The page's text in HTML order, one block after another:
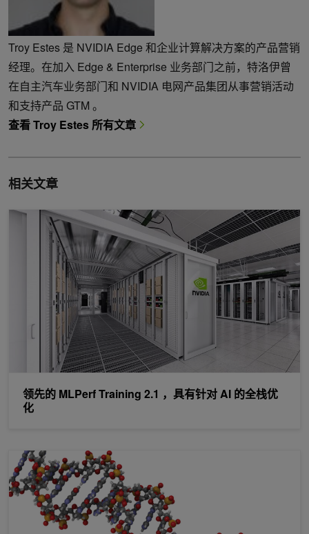
Troy Estes 是 NVIDIA Edge 和企业计算解决方案的产品营销
经理。在加入 Edge & Enterprise 业务部门之前，特洛伊曾
在自主汽车业务部门和 NVIDIA 电网产品集团从事营销活动
和支持产品 GTM 。
查看 Troy Estes 所有文章
相关文章
领先的 MLPerf Training 2.1 ，具有针对 AI 的全栈优
化
领先的 MLPerf Training 2.1 ，具有针对 AI 的全栈优化
将加速基因组分析扩展到 RNA 、基因面板和注释